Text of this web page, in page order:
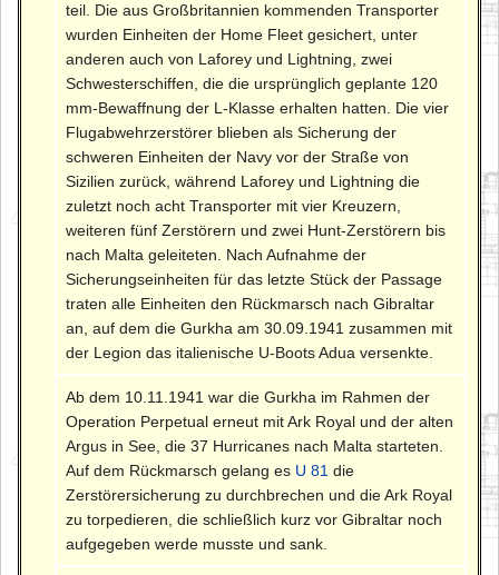
teil. Die aus Großbritannien kommenden Transporter
wurden Einheiten der Home Fleet gesichert, unter
anderen auch von Laforey und Lightning, zwei
Schwesterschiffen, die die ursprünglich geplante 120
mm-Bewaffnung der L-Klasse erhalten hatten. Die vier
Flugabwehrzerstörer blieben als Sicherung der
schweren Einheiten der Navy vor der Straße von
Sizilien zurück, während Laforey und Lightning die
zuletzt noch acht Transporter mit vier Kreuzern,
weiteren fünf Zerstörern und zwei Hunt-Zerstörern bis
nach Malta geleiteten. Nach Aufnahme der
Sicherungseinheiten für das letzte Stück der Passage
traten alle Einheiten den Rückmarsch nach Gibraltar
an, auf dem die Gurkha am 30.09.1941 zusammen mit
der Legion das italienische U-Boots Adua versenkte.
Ab dem 10.11.1941 war die Gurkha im Rahmen der
Operation Perpetual erneut mit Ark Royal und der alten
Argus in See, die 37 Hurricanes nach Malta starteten.
Auf dem Rückmarsch gelang es U 81 die
Zerstörersicherung zu durchbrechen und die Ark Royal
zu torpedieren, die schließlich kurz vor Gibraltar noch
aufgegeben werde musste und sank.